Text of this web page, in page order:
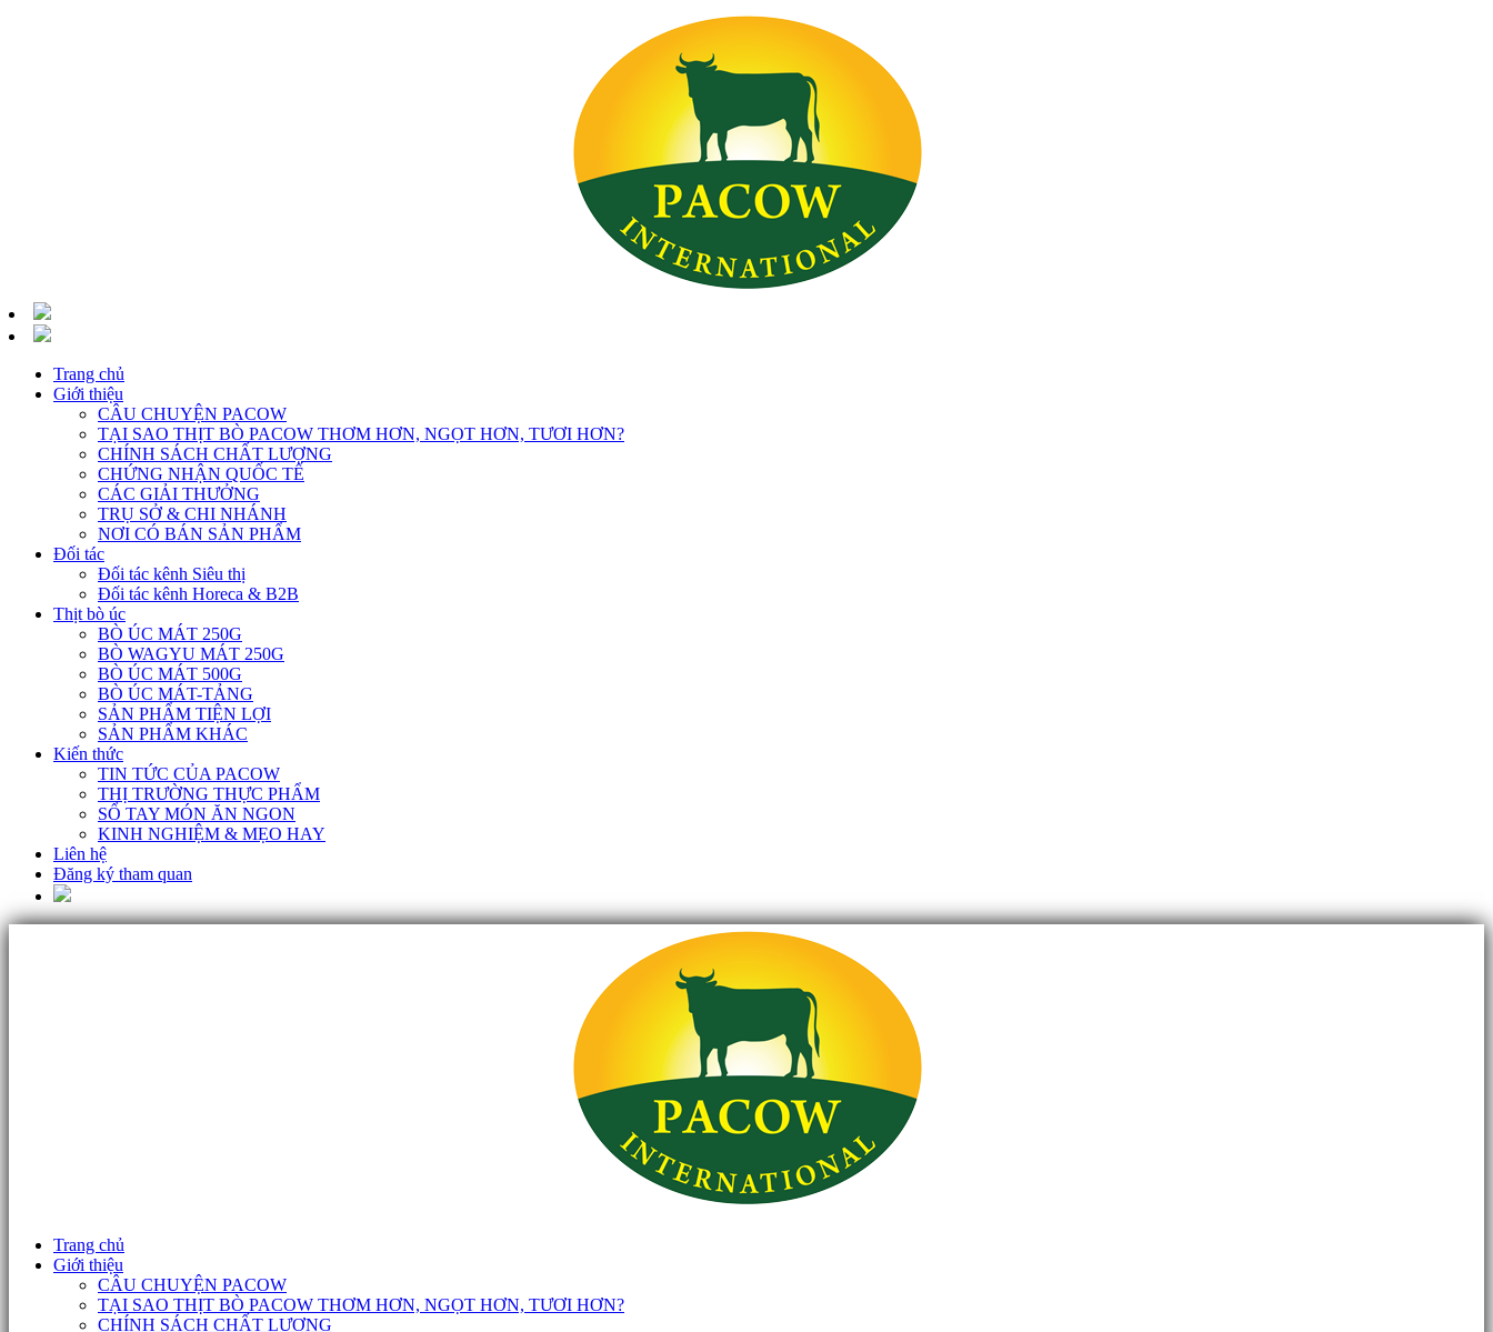
Trang chủ
Giới thiệu
CÂU CHUYỆN PACOW
TẠI SAO THỊT BÒ PACOW THƠM HƠN, NGỌT HƠN, TƯƠI HƠN?
CHÍNH SÁCH CHẤT LƯỢNG
CHỨNG NHẬN QUỐC TẾ
CÁC GIẢI THƯỞNG
TRỤ SỞ & CHI NHÁNH
NƠI CÓ BÁN SẢN PHẨM
Đối tác
Đối tác kênh Siêu thị
Đối tác kênh Horeca & B2B
Thịt bò úc
BÒ ÚC MÁT 250G
BÒ WAGYU MÁT 250G
BÒ ÚC MÁT 500G
BÒ ÚC MÁT-TẢNG
SẢN PHẨM TIỆN LỢI
SẢN PHẨM KHÁC
Kiến thức
TIN TỨC CỦA PACOW
THỊ TRƯỜNG THỰC PHẨM
SỔ TAY MÓN ĂN NGON
KINH NGHIỆM & MẸO HAY
Liên hệ
Đăng ký tham quan
Trang chủ
Giới thiệu
CÂU CHUYỆN PACOW
TẠI SAO THỊT BÒ PACOW THƠM HƠN, NGỌT HƠN, TƯƠI HƠN?
CHÍNH SÁCH CHẤT LƯỢNG